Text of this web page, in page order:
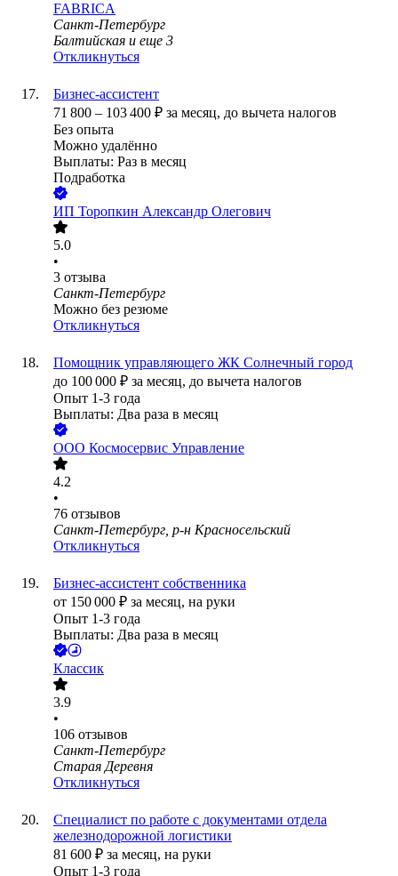
FABRICA
Санкт-Петербург
Балтийская и еще 3
Откликнуться
Бизнес-ассистент
71 800 – 103 400 ₽ за месяц, до вычета налогов
Без опыта
Можно удалённо
Выплаты: Раз в месяц
Подработка
ИП Торопкин Александр Олегович
5.0
•
3 отзыва
Санкт-Петербург
Можно без резюме
Откликнуться
Помощник управляющего ЖК Солнечный город
до 100 000 ₽ за месяц, до вычета налогов
Опыт 1-3 года
Выплаты: Два раза в месяц
ООО Космосервис Управление
4.2
•
76 отзывов
Санкт-Петербург, р-н Красносельский
Откликнуться
Бизнес-ассистент собственника
от 150 000 ₽ за месяц, на руки
Опыт 1-3 года
Выплаты: Два раза в месяц
Классик
3.9
•
106 отзывов
Санкт-Петербург
Старая Деревня
Откликнуться
Специалист по работе с документами отдела
железнодорожной логистики
81 600 ₽ за месяц, на руки
Опыт 1-3 года